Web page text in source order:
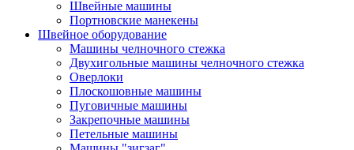
Швейные машины
Портновские манекены
Швейное оборудование
Машины челночного стежка
Двухигольные машины челночного стежка
Оверлоки
Плоскошовные машины
Пуговичные машины
Закрепочные машины
Петельные машины